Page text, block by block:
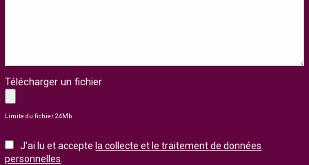
Télécharger un fichier
Limite du fichier 24Mb
J'ai lu et acceptela collecte et le traitement de données
personnelles